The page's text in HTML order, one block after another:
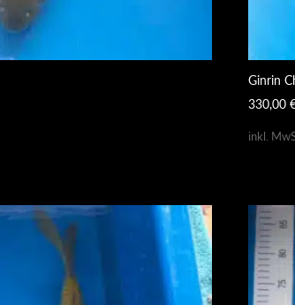
Ginrin
330,00
inkl.